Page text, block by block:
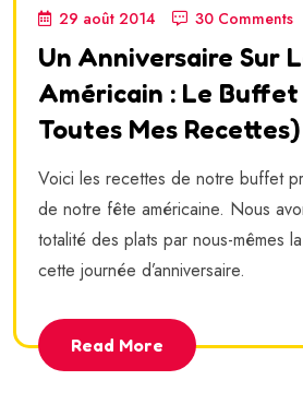
29 août 2014 30 Comments
Un Anniversaire Sur
Américain : Le
Toutes Mes Recettes)
Voici les recettes de notre buffet
de notre fête américaine. Nous
totalité des plats par nous-mêmes
cette journée d’anniversaire.
Read More